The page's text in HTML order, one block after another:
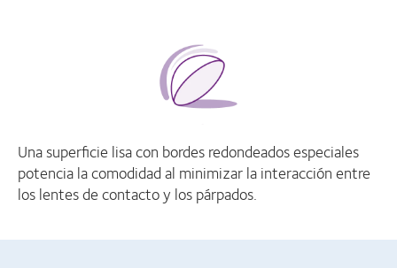
Una superficie lisa con bordes redondeados especiales
potencia la comodidad al minimizar la interacción entre
los lentes de contacto y los párpados.